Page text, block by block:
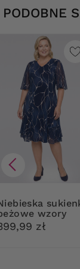
PODOBNE
wzory
zł